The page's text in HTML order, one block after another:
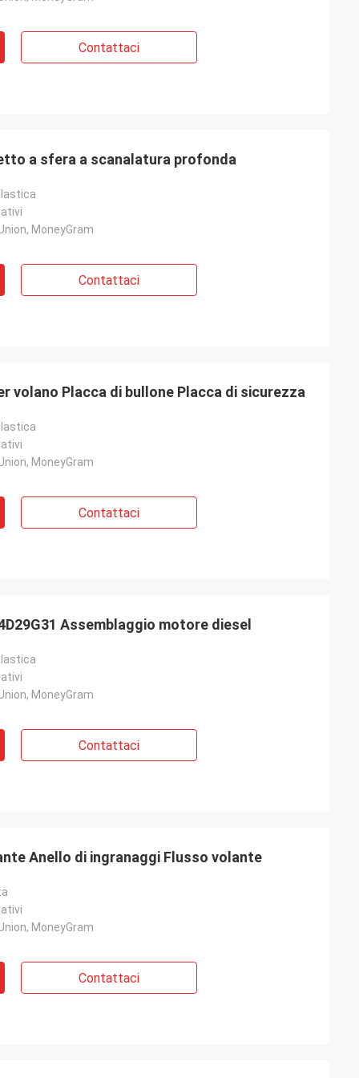
Contattaci
a sfera a scanalatura profonda
MoneyGram
Contattaci
volano Placca di bullone Placca di sicurezza
MoneyGram
Contattaci
Assemblaggio motore diesel
MoneyGram
Contattaci
Anello di ingranaggi Flusso volante
MoneyGram
Contattaci